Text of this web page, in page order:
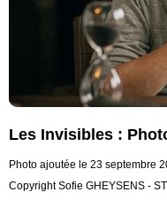
Les Invisibles :
Photo ajoutée le 23 septembre
Copyright Sofie GHEYSENS -